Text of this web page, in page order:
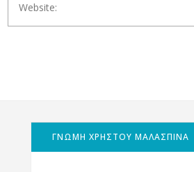
ΓΝΩΜΗ ΧΡΗΣΤΟΥ ΜΑΛΑΣΠΙΝΑ